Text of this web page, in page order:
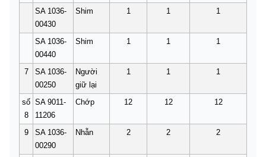
SA 1036-
00430
Shim 1 1 1
SA 1036-
00440
Shim 1 1 1
7
SA 1036-
00250
Người
giữ lại
1 1 1
số
8
SA 9011-
11206
Chớp 12 12 12
9
SA 1036-
00290
Nhẫn 2 2 2